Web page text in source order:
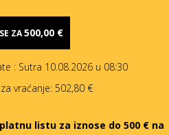
ZA500,00 €
: Sutra 10.08.2026 u 08:30
vraćanje: 502,80 €
listu za iznose do 500 € na